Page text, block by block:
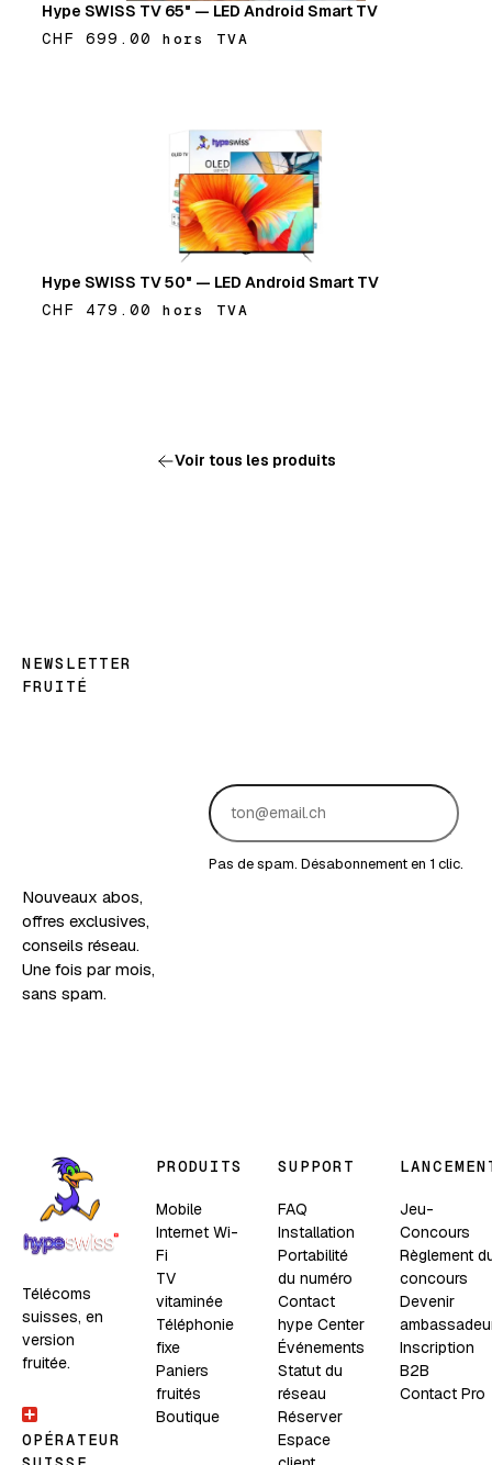
Hype SWISS TV 65" — LED Android Smart TV
CHF 699.00 hors TVA
Hype SWISS TV 50" — LED Android Smart TV
CHF 479.00 hors TVA
Voir tous les produits
NEWSLETTER
FRUITÉ
Nouveaux abos,
offres exclusives,
conseils réseau.
Une fois par mois,
sans spam.
Pas de spam. Désabonnement en 1 clic.
Télécoms
suisses, en
version
fruitée.
OPÉRATEUR
PRODUITS
Mobile
Internet Wi-
Fi
TV
vitaminée
Téléphonie
fixe
Paniers
fruités
Boutique
SUPPORT
FAQ
Installation
Portabilité
du numéro
Contact
hype Center
Événements
Statut du
réseau
Réserver
Espace
Jeu-
Concours
Règlement
concours
Devenir
Inscription
B2B
Contact Pro